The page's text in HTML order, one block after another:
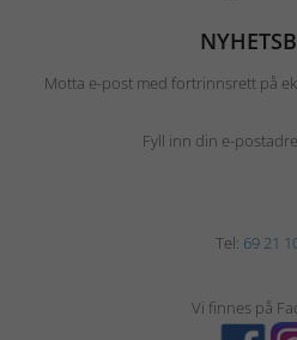
Motta e-post med fortrinnsrett på
Fyll inn din e-
Tel: 69 21
Vi finnes på